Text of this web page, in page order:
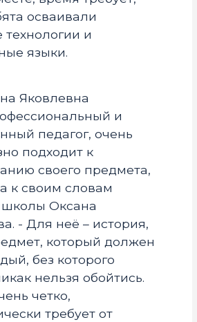
осваивали
и
языки.
Яковлевна
и
педагог, очень
подходит к
своего предмета,
к своим словам
школы Оксана
- Для неё – история,
который должен
без которого
нельзя обойтись.
четко,
требует от